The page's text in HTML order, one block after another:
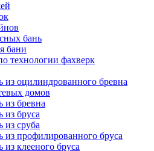
бань
бани
технологии фахверк
из оцилиндрованного бревна
домов
из бревна
из бруса
из сруба
из профилированного бруса
клееного бруса